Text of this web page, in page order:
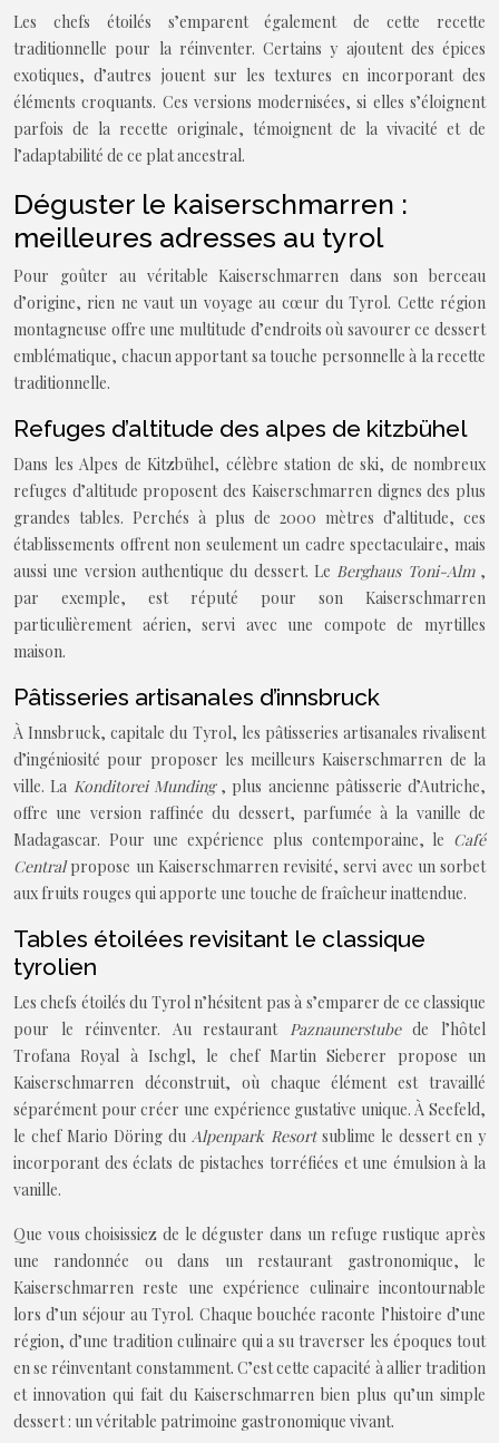
Les chefs étoilés s’emparent également de cette recette
traditionnelle pour la réinventer. Certains y ajoutent des épices
exotiques, d’autres jouent sur les textures en incorporant des
éléments croquants. Ces versions modernisées, si elles s’éloignent
parfois de la recette originale, témoignent de la vivacité et de
l’adaptabilité de ce plat ancestral.
Déguster le kaiserschmarren :
meilleures adresses au tyrol
Pour goûter au véritable Kaiserschmarren dans son berceau
d’origine, rien ne vaut un voyage au cœur du Tyrol. Cette région
montagneuse offre une multitude d’endroits où savourer ce dessert
emblématique, chacun apportant sa touche personnelle à la recette
traditionnelle.
Refuges d’altitude des alpes de kitzbühel
Dans les Alpes de Kitzbühel, célèbre station de ski, de nombreux
refuges d’altitude proposent des Kaiserschmarren dignes des plus
grandes tables. Perchés à plus de 2000 mètres d’altitude, ces
établissements offrent non seulement un cadre spectaculaire, mais
aussi une version authentique du dessert. Le Berghaus Toni-Alm ,
par exemple, est réputé pour son Kaiserschmarren
particulièrement aérien, servi avec une compote de myrtilles
maison.
Pâtisseries artisanales d’innsbruck
À Innsbruck, capitale du Tyrol, les pâtisseries artisanales rivalisent
d’ingéniosité pour proposer les meilleurs Kaiserschmarren de la
ville. La Konditorei Munding , plus ancienne pâtisserie d’Autriche,
offre une version raffinée du dessert, parfumée à la vanille de
Madagascar. Pour une expérience plus contemporaine, le Café
Centralpropose un Kaiserschmarren revisité, servi avec un sorbet
aux fruits rouges qui apporte une touche de fraîcheur inattendue.
Tables étoilées revisitant le classique
tyrolien
Les chefs étoilés du Tyrol n’hésitent pas à s’emparer de ce classique
pour le réinventer. Au restaurant Paznaunerstubede l’hôtel
Trofana Royal à Ischgl, le chef Martin Sieberer propose un
Kaiserschmarren déconstruit, où chaque élément est travaillé
séparément pour créer une expérience gustative unique. À Seefeld,
le chef Mario Döring duAlpenpark Resort sublime le dessert en y
incorporant des éclats de pistaches torréfiées et une émulsion à la
vanille.
Que vous choisissiez de le déguster dans un refuge rustique après
une randonnée ou dans un restaurant gastronomique, le
Kaiserschmarren reste une expérience culinaire incontournable
lors d’un séjour au Tyrol. Chaque bouchée raconte l’histoire d’une
région, d’une tradition culinaire qui a su traverser les époques tout
en se réinventant constamment. C’est cette capacité à allier tradition
et innovation qui fait du Kaiserschmarren bien plus qu’un simple
dessert : un véritable patrimoine gastronomique vivant.